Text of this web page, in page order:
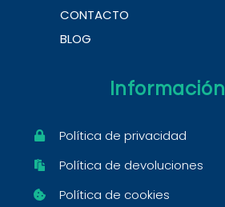
CONTACTO
BLOG
Información
Política de privacidad
Política de devoluciones
Política de cookies